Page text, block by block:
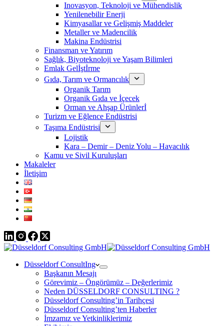
Inovasyon, Teknoloji ve Mühendislik
Yenilenebilir Enerji
Kimyasallar ve Gelişmiş Maddeler
Metaller ve Madencilik
Makina Endüstrisi
Finansman ve Yatırım
Sağlık, Biyoteknoloji ve Yaşam Bilimleri
Emlak Gelİştİrme
Gıda, Tarım ve Ormancılık
Organik Tarım
Organik Gıda ve İçecek
Orman ve Ahşap Ürünlerİ
Turizm ve Eğlence Endüstrisi
Taşıma Endüstrisi
Lojistik
Kara – Demir – Deniz Yolu – Havacılık
Kamu ve Sivil Kuruluşları
Makaleler
İletişim
Düsseldorf ConsultIng
Başkanın Mesajı
Görevimiz – Öngörümüz – Değerlerimiz
Neden DÜSSELDORF CONSULTING ?
Düsseldorf Consulting’in Tarihçesi
Düsseldorf Consulting’ten Haberler
İmzamız ve Yetkinliklerimiz